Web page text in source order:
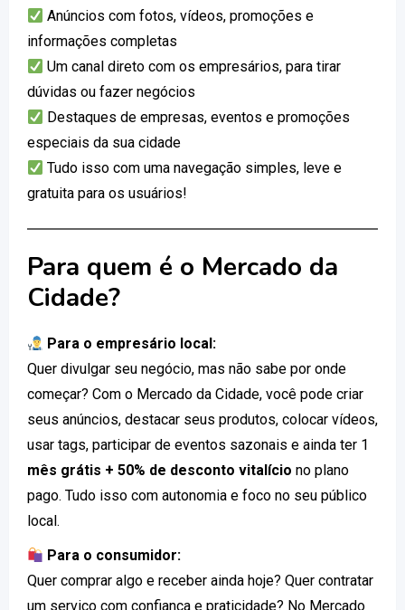
Anúncios com fotos, vídeos, promoções e
informações completas
Um canal direto com os empresários, para tirar
dúvidas ou fazer negócios
Destaques de empresas, eventos e promoções
especiais da sua cidade
Tudo isso com uma navegação simples, leve e
gratuita para os usuários!
Para quem é o Mercado da
Cidade?
Para o empresário local:
Quer divulgar seu negócio, mas não sabe por onde
começar? Com o Mercado da Cidade, você pode criar
seus anúncios, destacar seus produtos, colocar vídeos,
usar tags, participar de eventos sazonais e ainda ter 1
mês grátis + 50% de desconto vitalício no plano
pago. Tudo isso com autonomia e foco no seu público
local.
Para o consumidor:
Quer comprar algo e receber ainda hoje? Quer contratar
um serviço com confiança e praticidade? No Mercado